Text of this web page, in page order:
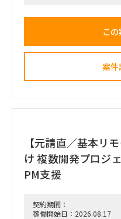
現在は要件定義が完了し
■募集ポジション
※大規模プロジェクトの
する構造となっています。
方を募集します。
ただ、スキル次第で他チー
└3〜4名規模の小チームに
び主体的なチームリード業
・ステークホルダー調整
└プロジェクトルーム(常駐
ユーザー(実際のシステム利
・コンサルティング業務
└課題の早期発見・構造化
こ
案件
【元請直／基本リ
け 複数開発プロジ
PM支援
契約期間：
稼働開始日：2026.08.17